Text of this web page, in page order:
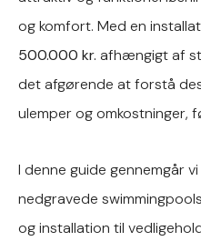
og komfort. Med en
500.000 kr. afhængigt af
det afgørende at forstå
ulemper og omkostninger,
I denne guide gennemgår
nedgravede
og installation til